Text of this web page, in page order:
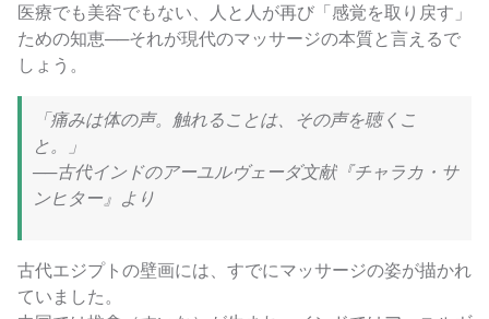
医療でも美容でもない、人と人が再び「感覚を取り戻す」
ための知恵──それが現代のマッサージの本質と言えるで
しょう。
「痛みは体の声。触れることは、その声を聴くこ
と。」
──古代インドのアーユルヴェーダ文献『チャラカ・サ
ンヒター』より
古代エジプトの壁画には、すでにマッサージの姿が描かれ
ていました。